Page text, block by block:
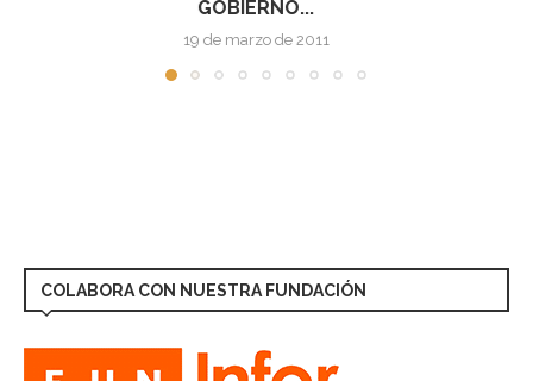
EN EL...
1 de junio de 2009
COLABORA CON NUESTRA FUNDACIÓN